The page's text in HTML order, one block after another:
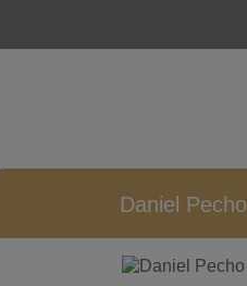
Daniel Pecho